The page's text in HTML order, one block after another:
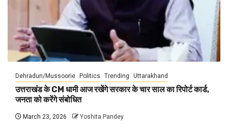
Dehradun/Mussoorie Politics Trending Uttarakhand
उत्तराखंड के CM धामी आज रखेंगे सरकार के चार साल का रिपोर्ट कार्ड,
जनता को करेंगे संबोधित
March 23, 2026 Yoshita Pandey